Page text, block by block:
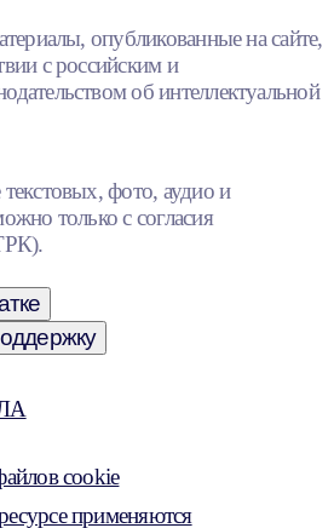
опубликованные на сайте,
с российским и
об интеллектуальной
фото, аудио и
только с согласия
cookie
применяются